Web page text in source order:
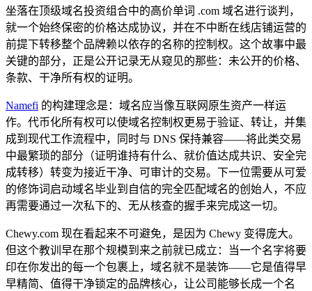
坐落在顶级域名投资组合中的高价单词 .com 域名进行谈判，
就一个始终保密的价格达成协议，并在不中断在线店铺运营的
前提下转移整个品牌赖以依存的名称的控制权。这个故事中最
关键的部分，正是公开记录无从窥见的那些：未公开的价格、
条款、干净所有权的证明。
Namefi 的构建理念是：域名应当像互联网原生资产一样运
作。代币化所有权可以使域名控制权更易于验证、转让，并集
成到现代工作流程中，同时与 DNS 保持兼容——将此类交易
中最繁琐的部分（证明谁持有什么、就价值达成共识、安全完
成转移）转变为接近干净、可审计的交易。下一位需要从可爱
的修饰词启动域名毕业到自信的完全匹配域名的创始人，不应
再需要通过一次私下的、无从核查的握手来完成这一切。
Chewy.com 现在看起来不可避免，是因为 Chewy 变得庞大。
但这个教训早在那个规模到来之前就已成立：当一个名字将要
印在你发出的每一个包裹上，域名就不是装饰——它是值得早
早精简、值得干净锁定的品牌核心，让公司能够长成一个名